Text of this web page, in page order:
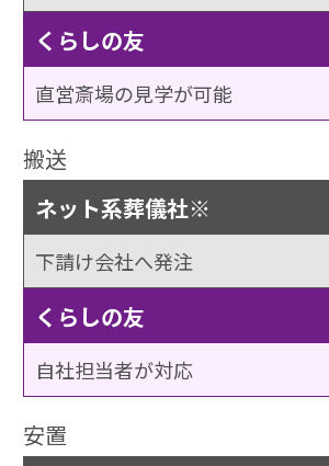
くらしの友
直営斎場の見学が可能
搬送
ネット系葬儀社※
下請け会社へ発注
くらしの友
自社担当者が対応
安置